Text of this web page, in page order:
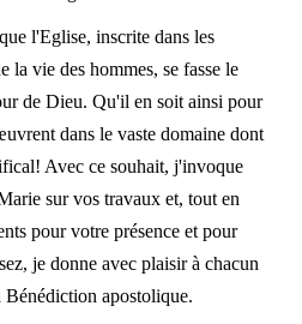
l'Eglise, inscrite dans les
la vie des hommes, se fasse le
de Dieu. Qu'il en soit ainsi pour
dans le vaste domaine dont
Avec ce souhait, j'invoque
sur vos travaux et, tout en
pour votre présence et pour
je donne avec plaisir à chacun
apostolique.